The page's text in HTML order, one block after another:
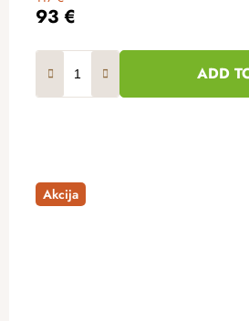
93 €
ADD
Akcija